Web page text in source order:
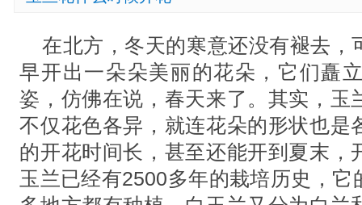
在北方，冬天的寒意还没有褪去，
早开出一朵朵美丽的花朵，它们矗
姿，仿佛在说，春天来了。其实，玉
不仅花色各异，就连花朵的形状也是
的开花时间长，甚至还能开到夏末，
玉兰已经有2500多年的栽培历史，